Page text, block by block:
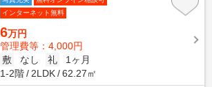
インターネット無料
6万円
管理費等：4,000円
敷
なし 礼
1ヶ月
1-2階
2LDK 62.27㎡